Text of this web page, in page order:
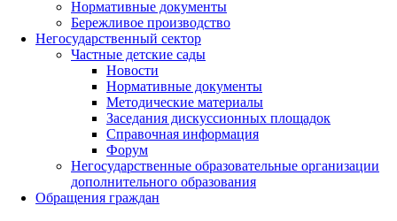
Нормативные документы
Бережливое производство
Негосударственный сектор
Частные детские сады
Новости
Нормативные документы
Методические материалы
Заседания дискуссионных площадок
Справочная информация
Форум
Негосударственные образовательные организации
дополнительного образования
Обращения граждан